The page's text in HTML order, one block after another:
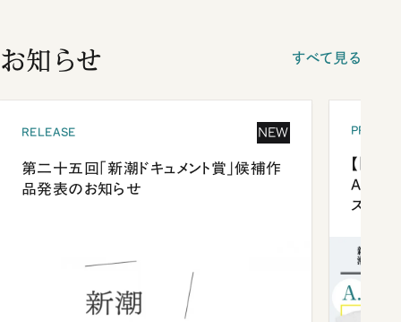
お知らせ すべて見る
RELEASE NEW
第二十五回「新潮ドキュメント賞」候補作
品発表のお知らせ
【「新
ズプレ